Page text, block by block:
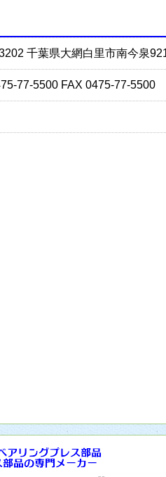
千葉県大網白里市南今泉
77-5500 FAX 0475-77-5500